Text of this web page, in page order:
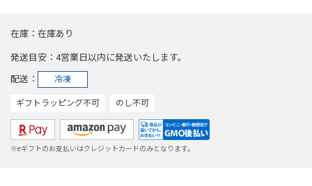
在庫 在庫あり
発送目安 4営業日以内に発送いたします。
配送 冷凍
ギフトラッピング不可 のし不可
※eギフトのお支払いはクレジットカードのみとなります。